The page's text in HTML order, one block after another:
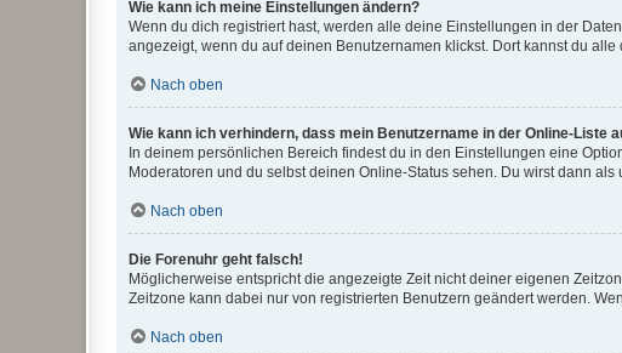
Wie kann ich meine Einstellungen ändern?
Wenn du dich registriert hast, werden alle deine Einstellungen in der
angezeigt, wenn du auf deinen Benutzernamen klickst. Dort kannst du
Nach oben
Wie kann ich verhindern, dass mein Benutzername in der Online-Liste
In deinem persönlichen Bereich findest du in den Einstellungen eine
Moderatoren und du selbst deinen Online-Status sehen. Du wirst dann
Nach oben
Die Forenuhr geht falsch!
Möglicherweise entspricht die angezeigte Zeit nicht deiner eigenen
Zeitzone kann dabei nur von registrierten Benutzern geändert werden.
Nach oben